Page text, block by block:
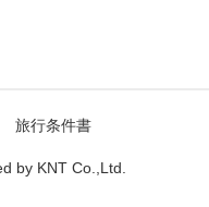
旅行条件書
by KNT Co.,Ltd.